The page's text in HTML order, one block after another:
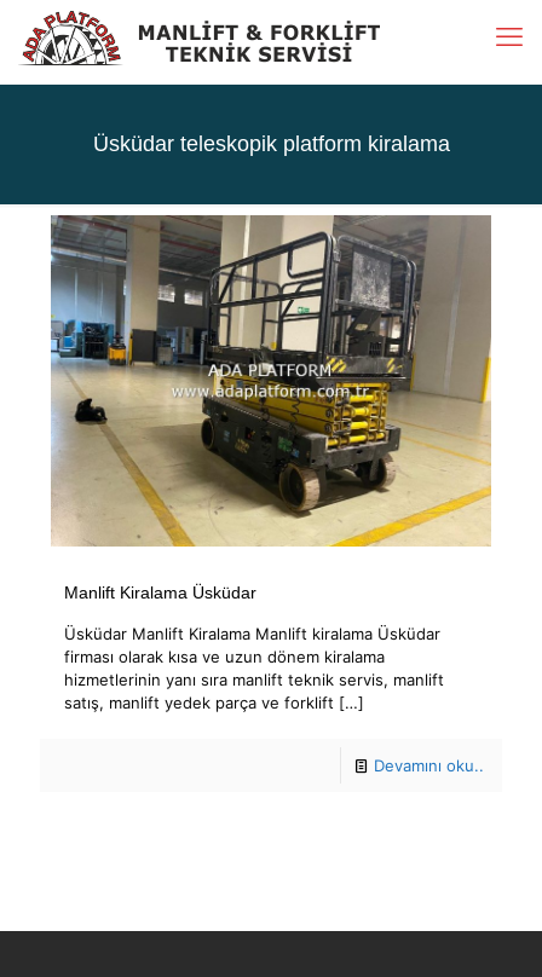
Üsküdar teleskopik platform kiralama
Manlift Kiralama Üsküdar
Üsküdar Manlift Kiralama Manlift kiralama Üsküdar
firması olarak kısa ve uzun dönem kiralama
hizmetlerinin yanı sıra manlift teknik servis, manlift
satış, manlift yedek parça ve forklift […]
Devamını oku..